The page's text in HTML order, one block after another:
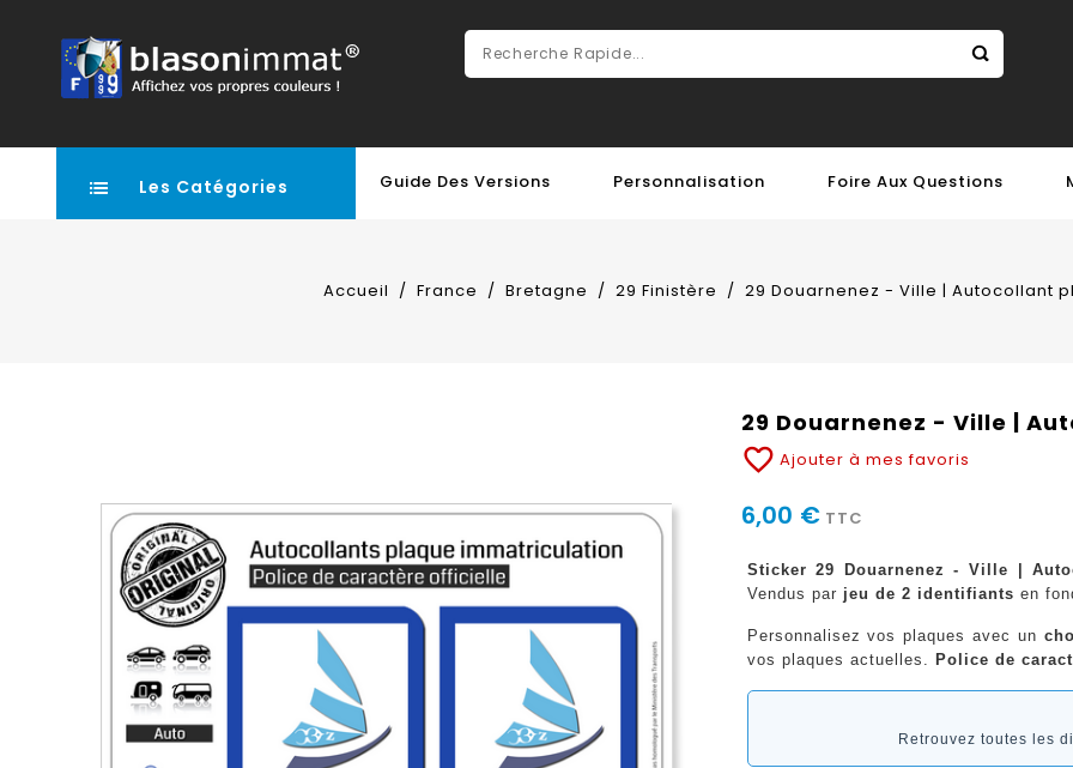
Les Catégories Guide Des Versions Personnalisation Foire Aux Questions
Accueil France Bretagne 29 Finistère 29 Douarnenez - Ville | Autocollant
29 Douarnenez - Ville |
favorite_border Ajouter à mes favoris
6,00 € TTC
Sticker 29 Douarnenez - Ville |
Vendus par jeu de 2 identifiants en
Personnalisez vos plaques avec un
vos plaques actuelles.
Police de
Retrouvez toutes les